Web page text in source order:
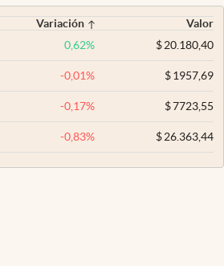
Variación
Valor
0,62% $20.180,40
-0,01% $1957,69
-0,17% $7723,55
-0,83% $26.363,44